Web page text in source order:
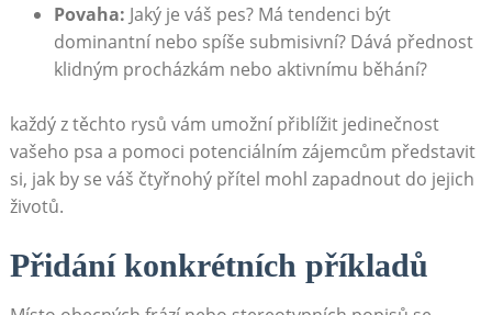
Povaha: Jaký je váš pes? Má ⁣tendenci‍ být
dominantní nebo spíše submisivní? Dává přednost
klidným procházkám nebo⁤ aktivnímu běhání?
každý z těchto rysů vám umožní přiblížit jedinečnost‌
vašeho psa‍ a pomoci potenciálním zájemcům představit
si, jak ⁤by se váš čtyřnohý přítel mohl zapadnout do jejich
životů.
Přidání konkrétních příkladů